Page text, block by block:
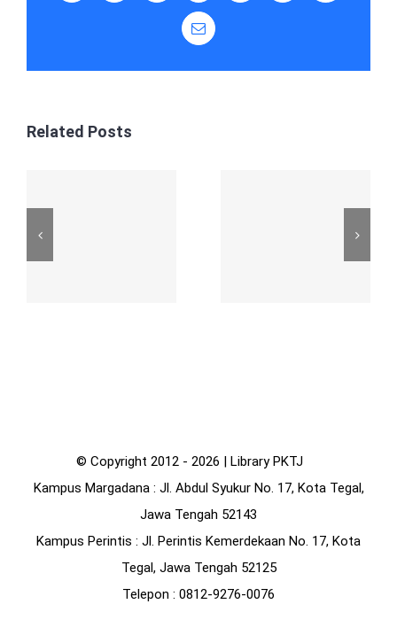
Email
Related Posts
© Copyright 2012 - 2026 | Library PKTJ
Kampus Margadana: Jl. Abdul Syukur No. 17, Kota Tegal,
Jawa Tengah 52143
Kampus Perintis : Jl. Perintis Kemerdekaan No. 17, Kota
Tegal, Jawa Tengah 52125
Telepon : 0812-9276-0076